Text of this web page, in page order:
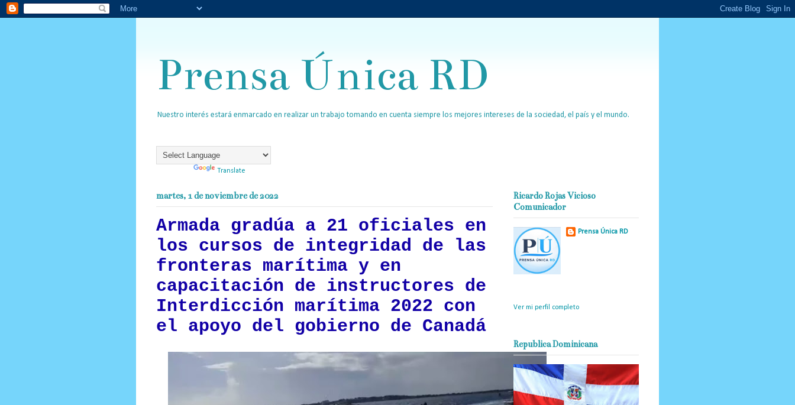
Prensa Única RD
Nuestro interés estará enmarcado en realizar un trabajo tomando en cuenta siempre los mejores intereses de la sociedad, el país y el mundo.
Translate
martes, 1 de noviembre de 2022
Armada gradúa a 21 oficiales en
los cursos de integridad de las
fronteras marítima y en
capacitación de instructores de
Interdicción marítima 2022 con
el apoyo del gobierno de Canadá
Ricardo Rojas Vicioso
Comunicador
Prensa Única RD
Ver mi perfil completo
Republica Dominicana